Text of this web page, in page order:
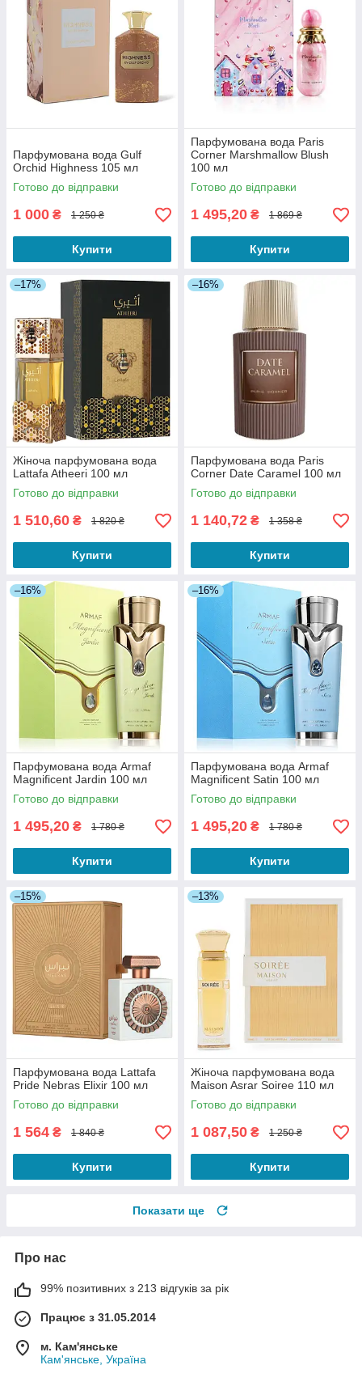
Парфумована вода Gulf
Orchid Highness 105 мл
Готово до відправки
1 000 ₴ 1 250 ₴
Купити
Парфумована вода Paris
Corner Marshmallow Blush
100 мл
Готово до відправки
1 495,20 ₴ 1 869 ₴
Купити
–17%
Жіноча парфумована вода
Lattafa Atheeri 100 мл
Готово до відправки
1 510,60 ₴ 1 820 ₴
Купити
–16%
Парфумована вода Paris
Corner Date Caramel 100 мл
Готово до відправки
1 140,72 ₴ 1 358 ₴
Купити
–16%
Парфумована вода Armaf
Magnificent Jardin 100 мл
Готово до відправки
1 495,20 ₴ 1 780 ₴
Купити
–16%
Парфумована вода Armaf
Magnificent Satin 100 мл
Готово до відправки
1 495,20 ₴ 1 780 ₴
Купити
–15%
Парфумована вода Lattafa
Pride Nebras Elixir 100 мл
Готово до відправки
1 564 ₴ 1 840 ₴
Купити
–13%
Жіноча парфумована вода
Maison Asrar Soiree 110 мл
Готово до відправки
1 087,50 ₴ 1 250 ₴
Купити
Показати ще
Про нас
99% позитивних з 213 відгуків за рік
Працює з 31.05.2014
м. Кам'янське
Кам'янське, Україна